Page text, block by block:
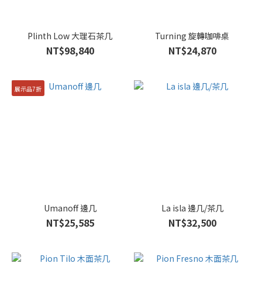
Plinth Low 大理石茶几
NT$98,840
Turning 旋轉咖啡桌
NT$24,870
展示品7折
Umanoff 邊几
NT$25,585
La isla 邊几/茶几
NT$32,500